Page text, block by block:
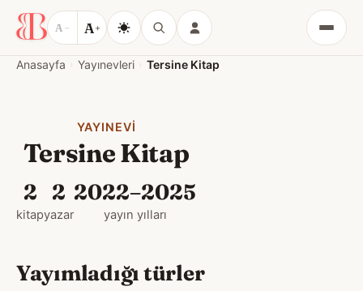
A − A+
Menü
Anasayfa Yayınevleri Tersine Kitap
YAYINEVI
Tersine Kitap
2
kitap
2
yazar
2022–2025
yayın yılları
Yayımladığı türler